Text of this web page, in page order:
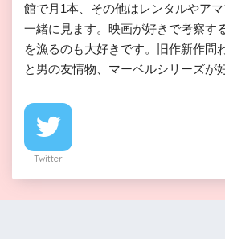
館で月1本、その他はレンタルやア
一緒に見ます。映画が好きで考察す
を漁るのも大好きです。旧作新作問
と男の友情物、マーベルシリーズが
Twitter